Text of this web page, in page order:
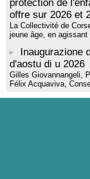
protection de
offre sur 2026 et
La Collectivité de
jeune âge, en agissant
Inaugurazione
d'aostu di u 2026
Gilles Giovannangeli,
Félix Acquaviva,